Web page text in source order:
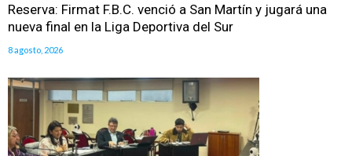
Reserva: Firmat F.B.C. venció a San Martín y jugará una
nueva final en la Liga Deportiva del Sur
8 agosto, 2026